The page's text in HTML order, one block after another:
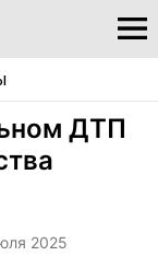
ДТП
2025